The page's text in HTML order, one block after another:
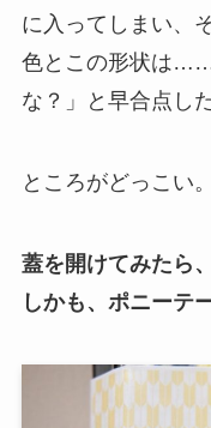
に入ってしまい、
色とこの形状は
な？」と早合点し
ところがどっこい。
蓋を開けてみたら
しかも、ポニーテ